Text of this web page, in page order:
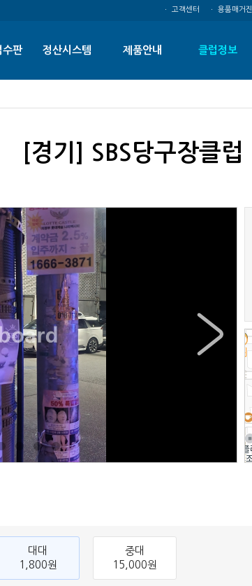
ㆍ 고객센터 ㆍ 용품매거진
수판 정산시스템 제품안내 클럽정보
[경기] SBS당구장클럽
대대
1,800원
중대
15,000원